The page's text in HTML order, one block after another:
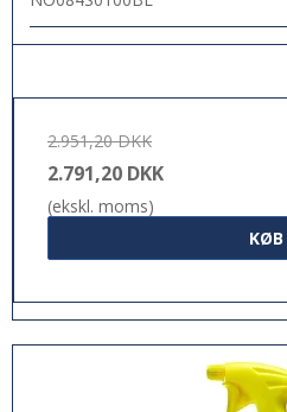
2.951,20 DKK
2.791,20 DKK
(ekskl. moms)
KØB